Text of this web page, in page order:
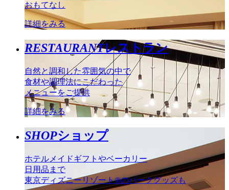
おもてなし
詳細をみる
RESTAURANTレストラン
自然と調和した雰囲気の中で
食材や調理法にこだわった
メニューをご提供
詳細をみる
SHOPショップ
ホテルメイドギフトやベーカリー
日用品まで
東京ディズニーリゾート®のパークグッズも